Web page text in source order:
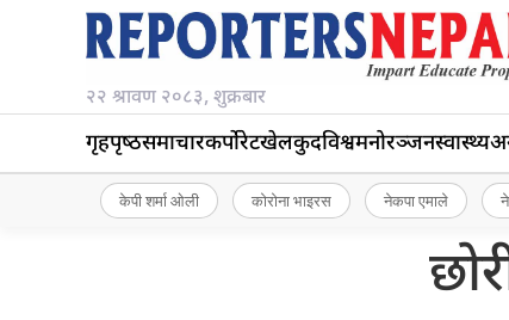
२२ श्रावण २०८३, शुक्रबार
गृहपृष्‍ठसमाचारकर्पोरेटखेलकुदविश्वमनोरञ्जनस्वास्थ्य
केपी शर्मा ओली कोरोना भाइरस नेकपा एमाले